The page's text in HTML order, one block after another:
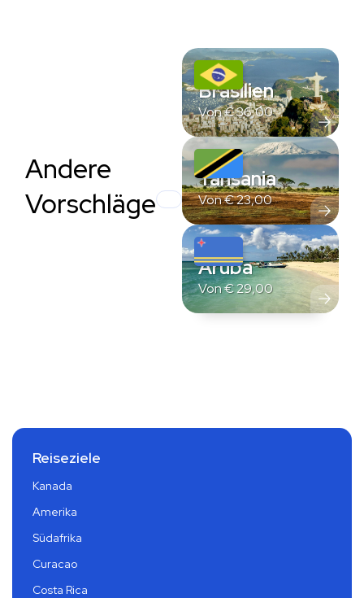
Andere
Vorschläge
Brasilien
Von€36,00
Tansania
Von€23,00
Aruba
Von€29,00
Reiseziele
Kanada
Amerika
Südafrika
Curacao
Costa Rica